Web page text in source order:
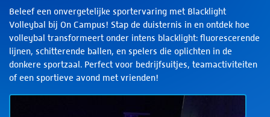
Beleef een onvergetelijke sportervaring met Blacklight
Volleybal bij On Campus! Stap de duisternis in en ontdek hoe
volleybal transformeert onder intens blacklight: fluorescerende
lijnen, schitterende ballen, en spelers die oplichten in de
donkere sportzaal. Perfect voor bedrijfsuitjes, teamactiviteiten
of een sportieve avond met vrienden!